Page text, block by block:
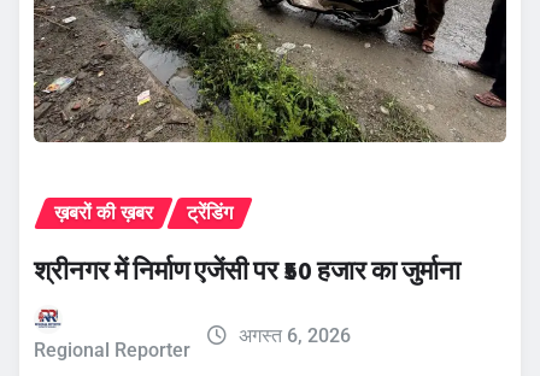
ख़बरों की ख़बर ट्रेंडिंग
श्रीनगर में निर्माण एजेंसी पर ₹50 हजार का जुर्माना
Regional Reporter
अगस्त 6, 2026